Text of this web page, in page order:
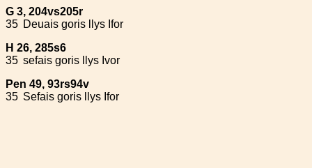
G 3, 204vs205r
35 Deuais goris llys Ifor
H 26, 285s6
35 sefais goris llys Ivor
Pen 49, 93rs94v
35 Sefais goris llys Ifor